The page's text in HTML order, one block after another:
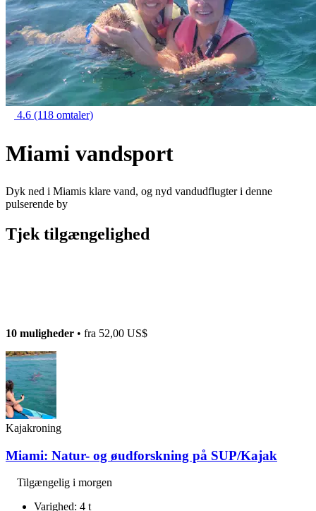
4.6 (118 omtaler)
Miami vandsport
Dyk ned i Miamis klare vand, og nyd vandudflugter i denne
pulserende by
Tjek tilgængelighed
10 muligheder • fra 52,00 US$
Kajakroning
Miami: Natur- og øudforskning på SUP/Kajak
Tilgængelig i morgen
Varighed: 4 t